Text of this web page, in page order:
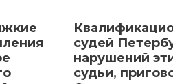
судей
нарушений
судьи,